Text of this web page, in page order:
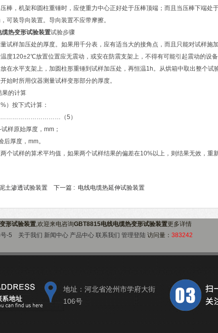
棒，机架和圆柱重锤时，应使重力中心正好处于压棒顶端；而且当压棒下端处
可装导向装置。导向装置不应带摩擦。
缆热变形试验装置试验步骤
试样加压处的厚度。如果用千分表，应有适当大的接角点，而且只能对试样施
度120±2℃放置位置应无震动，或安在防震支架上，不得有可能引起震动的设
在水平支架上，加圆柱形重锤到试样加压处，再恒温1h。从烘箱中取出整个试
始时所用仪器测量试样变形部分的厚度。
果的计算
）按下式计算：
（5）
样原始厚度，mm；
厚度，mm。
个试样的算术平均值，如果两个试样结果的偏差在10%以上，则结果无效，重新
土渗透试验装置 下一篇 : 电线电缆热延伸试验装置
形试验装置,欢迎来电咨询GBT8815电线电缆热变形试验装置更多详情
-5 关于我们 新闻中心 产品中心 联系我们 管理登陆 访问量： 383242
地址：河北省沧州市学府大街
106号